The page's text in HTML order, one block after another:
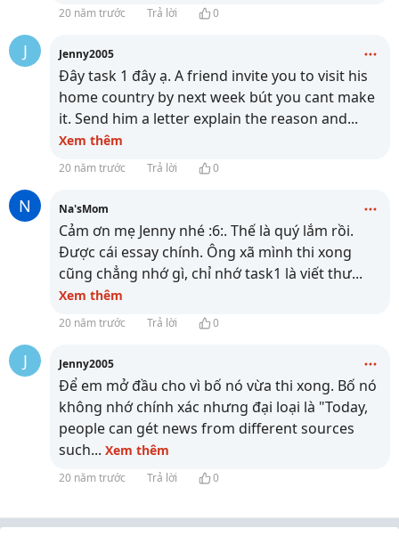
20 năm trước Trả lời 0
J Jenny2005
Đây task 1 đây ạ. A friend invite you to visit his
home country by next week bút you cant make
it. Send him a letter explain the reason and...
Xem thêm
20 năm trước Trả lời 0
N Na'sMom
Cảm ơn mẹ Jenny nhé :6:. Thế là quý lắm rồi.
Được cái essay chính. Ông xã mình thi xong
cũng chẳng nhớ gì, chỉ nhớ task1 là viết thư...
Xem thêm
20 năm trước Trả lời 0
J Jenny2005
Để em mở đầu cho vì bố nó vừa thi xong. Bố nó
không nhớ chính xác nhưng đại loại là "Today,
people can gét news from different sources
such... Xem thêm
20 năm trước Trả lời 0